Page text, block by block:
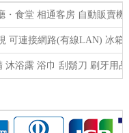
・食堂 相通客房 自動販賣
可連接網路(有線LAN) 冰箱
沐浴露 浴巾 刮鬍刀 刷牙用